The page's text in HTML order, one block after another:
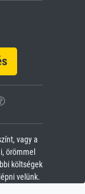
vagy a
örömmel
költségek
velünk.